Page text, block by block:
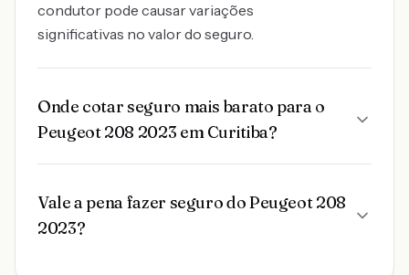
condutor pode causar variações
significativas no valor do seguro.
Onde cotar seguro mais barato para o
Peugeot 208 2023 em Curitiba?
Vale a pena fazer seguro do Peugeot 208
2023?